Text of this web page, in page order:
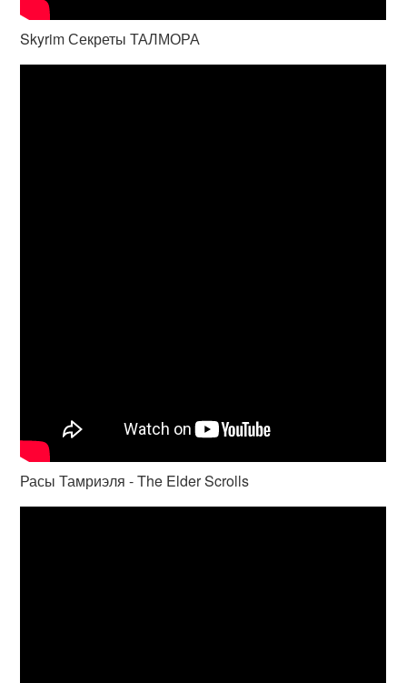
Skyrim Секреты ТАЛМОРА
Расы Тамриэля - The Elder Scrolls